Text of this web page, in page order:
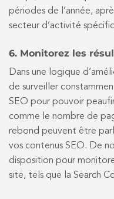
périodes de l’année,
secteur d’activité
6. Monitorez les
Dans une logique
de surveiller
SEO pour pouvoir
comme le nombre de
rebond peuvent être
vos contenus SEO. De
disposition pour
site, tels que la Search